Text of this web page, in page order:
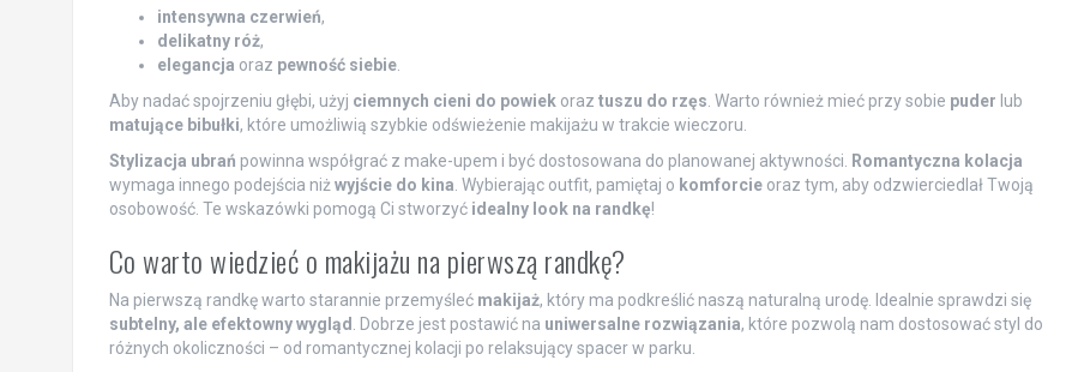
intensywna czerwień,
delikatny róż,
elegancja oraz pewność siebie.
Aby nadać spojrzeniu głębi, użyj ciemnych cieni do powiekoraz tuszu do rzęs . Warto również mieć przy sobie puder lub
matujące bibułki, które umożliwią szybkie odświeżenie makijażu w trakcie wieczoru.
Stylizacja ubrań powinna współgrać z make-upem i być dostosowana do planowanej aktywności. Romantyczna kolacja
wymaga innego podejścia niż wyjście do kina . Wybierając outfit, pamiętaj o komforcieoraz tym, aby odzwierciedlał Twoją
osobowość. Te wskazówki pomogą Ci stworzyć idealny look na randkę!
Co warto wiedzieć o makijażu na pierwszą randkę?
Na pierwszą randkę warto starannie przemyśleć makijaż, który ma podkreślić naszą naturalną urodę. Idealnie sprawdzi się
subtelny, ale efektowny wygląd . Dobrze jest postawić na uniwersalne rozwiązania, które pozwolą nam dostosować styl do
różnych okoliczności – od romantycznej kolacji po relaksujący spacer w parku.